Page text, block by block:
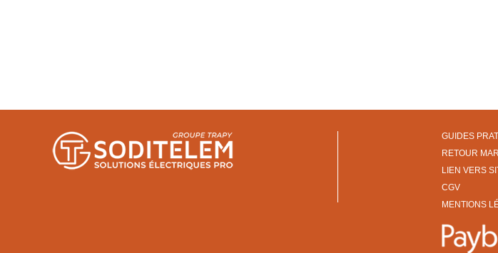
GUIDES
RETOUR
LIEN VERS
CGV
MENTIONS